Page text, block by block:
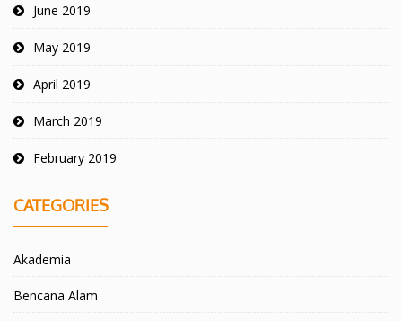
June 2019
May 2019
April 2019
March 2019
February 2019
CATEGORIES
Akademia
Bencana Alam